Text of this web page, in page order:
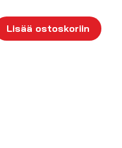
Lisää ostoskoriin